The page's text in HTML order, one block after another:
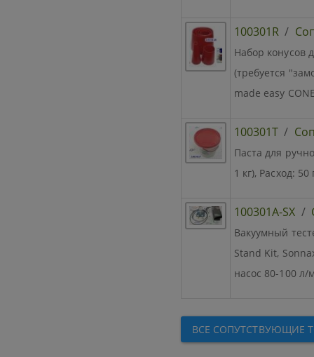
100301R /
Набор конусов
(требуется
made easy
100301T /
Паста для
1 кг), Расход:
100301A-SX /
Вакуумный
Stand Kit,
насос 80-100
ВСЕ СОПУТСТВУЮЩИЕ